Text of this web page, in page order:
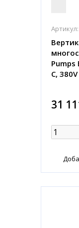
Артикул:
Pumps
C, 380V
31